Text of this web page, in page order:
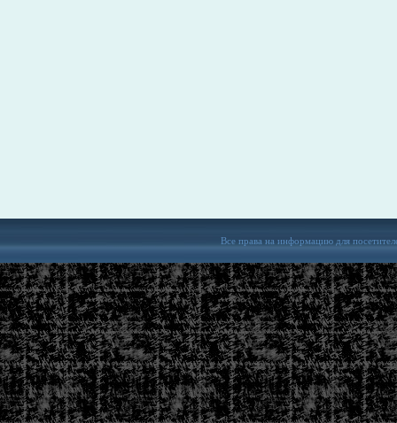
Все права на информацию для